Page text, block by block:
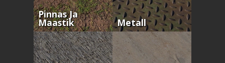
Pinnas Ja
Maastik Metall